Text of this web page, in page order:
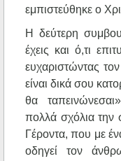
εμπιστεύθηκε ο
Η δεύτερη
έχεις και ό,τι
ευχαριστώντας
είναι δικά σου
θα
πολλά σχόλια την
Γέροντα, που με
οδηγεί τον